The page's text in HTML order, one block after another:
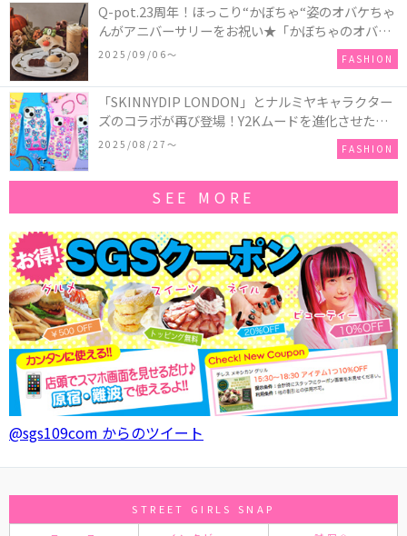
Q-pot.23周年！ほっこり“かぼちゃ“姿のオバケちゃ
んがアニバーサリーをお祝い★「かぼちゃのオバケ
ーキアクセサリー」が新発売！Q-pot CAFE.では
「かぼちゃのオバケーキプレート」も登場
2025/09/06〜 FASHION
「SKINNYDIP LONDON」とナルミヤキャラクター
ズのコラボが再び登場！Y2Kムードを進化させた新
作コレクションを発売♪
2025/08/27〜 FASHION
SEE MORE
@sgs109com からのツイート
STREET GIRLS SNAP